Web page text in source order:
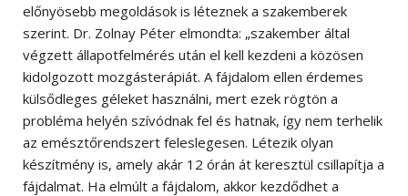
előnyösebb megoldások is léteznek a szakemberek
szerint. Dr. Zolnay Péter elmondta: „szakember által
végzett állapotfelmérés után el kell kezdeni a közösen
kidolgozott mozgásterápiát. A fájdalom ellen érdemes
külsődleges géleket használni, mert ezek rögtön a
probléma helyén szívódnak fel és hatnak, így nem terhelik
az emésztőrendszert feleslegesen. Létezik olyan
készítmény is, amely akár 12 órán át keresztül csillapítja a
fájdalmat. Ha elmúlt a fájdalom, akkor kezdődhet a